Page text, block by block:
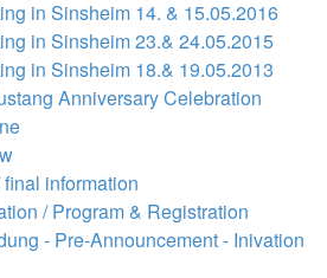
in Sinsheim 14. & 15.05.2016
in Sinsheim 23.& 24.05.2015
in Sinsheim 18.& 19.05.2013
Anniversary Celebration
information
/ Program & Registration
- Pre-Announcement - Inivation